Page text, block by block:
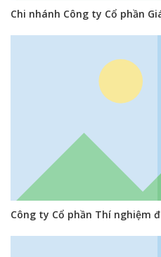
Chi nhánh Công ty Cổ phần
Công ty Cổ phần Thí nghiệm